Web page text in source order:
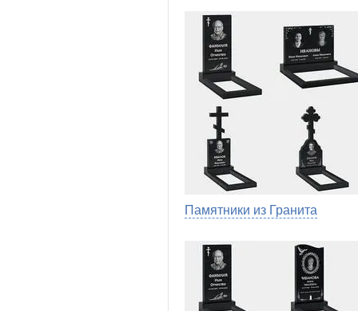
Памятники из Гранита